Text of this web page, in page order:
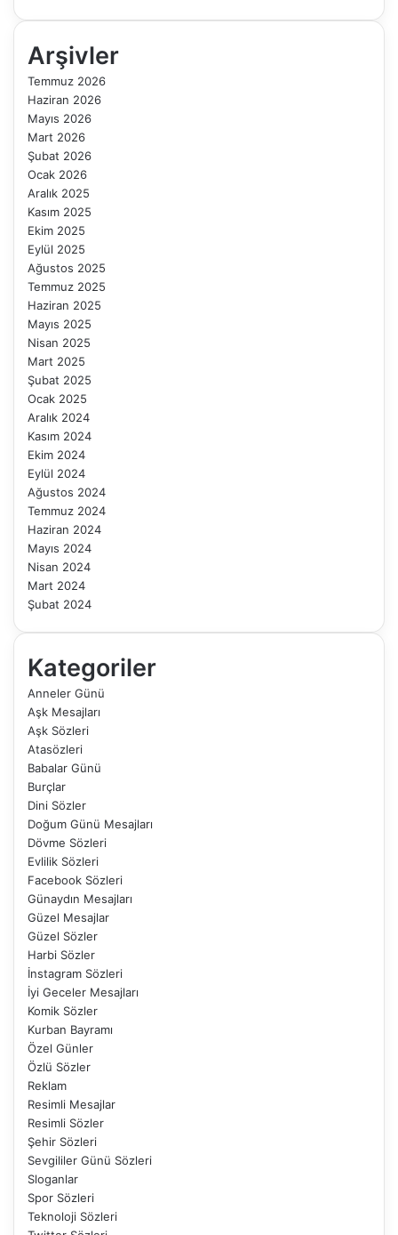
Arşivler
Temmuz 2026
Haziran 2026
Mayıs 2026
Mart 2026
Şubat 2026
Ocak 2026
Aralık 2025
Kasım 2025
Ekim 2025
Eylül 2025
Ağustos 2025
Temmuz 2025
Haziran 2025
Mayıs 2025
Nisan 2025
Mart 2025
Şubat 2025
Ocak 2025
Aralık 2024
Kasım 2024
Ekim 2024
Eylül 2024
Ağustos 2024
Temmuz 2024
Haziran 2024
Mayıs 2024
Nisan 2024
Mart 2024
Şubat 2024
Kategoriler
Anneler Günü
Aşk Mesajları
Aşk Sözleri
Atasözleri
Babalar Günü
Burçlar
Dini Sözler
Doğum Günü Mesajları
Dövme Sözleri
Evlilik Sözleri
Facebook Sözleri
Günaydın Mesajları
Güzel Mesajlar
Güzel Sözler
Harbi Sözler
İnstagram Sözleri
İyi Geceler Mesajları
Komik Sözler
Kurban Bayramı
Özel Günler
Özlü Sözler
Reklam
Resimli Mesajlar
Resimli Sözler
Şehir Sözleri
Sevgililer Günü Sözleri
Sloganlar
Spor Sözleri
Teknoloji Sözleri